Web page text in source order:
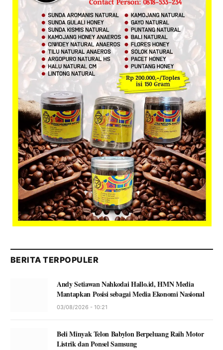
BERITA TERPOPULER
Andy Setiawan Nahkodai Hallo.id, HMN Media
Mantapkan Posisi sebagai Media Ekonomi Nasional
03/08/2026 - 10:21
Beli Minyak Telon Babylon Berpeluang Raih Motor
Listrik dan Ponsel Samsung